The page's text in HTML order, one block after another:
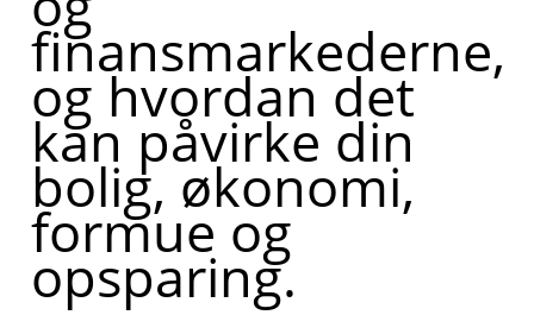
finansmarkederne,
og hvordan det
kan påvirke din
bolig, økonomi,
formue og
opsparing.